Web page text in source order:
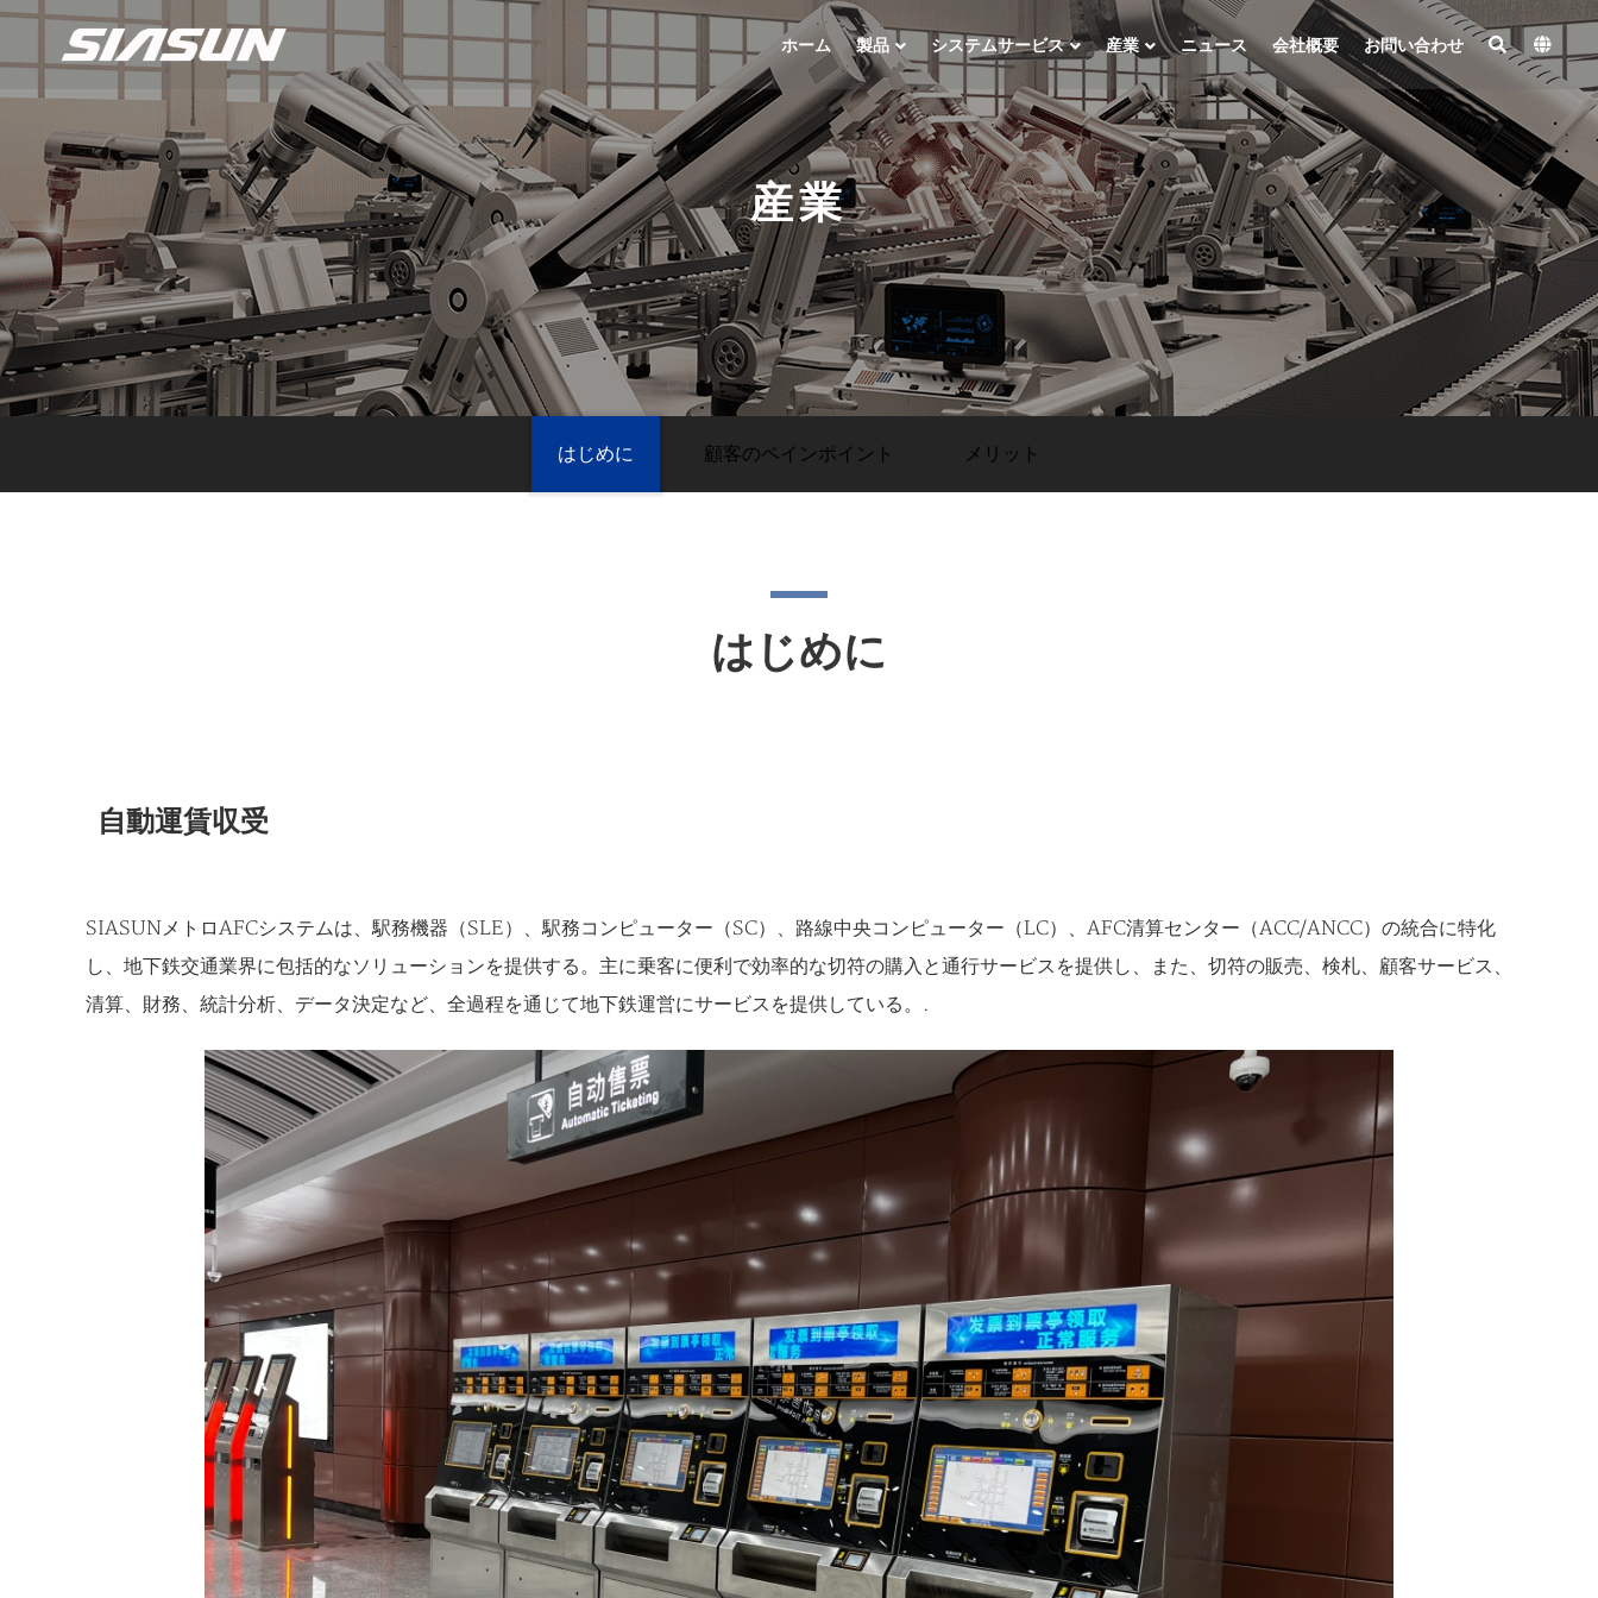
ホーム 製品 システムサービス 産業 ニュース 会社概要 お問い合わせ
産業
はじめに 顧客のペインポイント メリット
はじめに
自動運賃収受
SIASUNメトロAFCシステムは、駅務機器（SLE）、駅務コンピューター（SC）、路線中央コンピューター（LC）、AFC清算センター（ACC/ANCC）の統合に特化
し、地下鉄交通業界に包括的なソリューションを提供する。主に乗客に便利で効率的な切符の購入と通行サービスを提供し、また、切符の販売、検札、顧客サービス、
清算、財務、統計分析、データ決定など、全過程を通じて地下鉄運営にサービスを提供している。.